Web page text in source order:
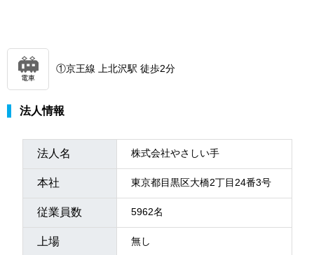
電車
①京王線 上北沢駅 徒歩2分
法人情報
法人名 株式会社やさしい手
本社 東京都目黒区大橋2丁目24番3号
従業員数 5962名
上場 無し